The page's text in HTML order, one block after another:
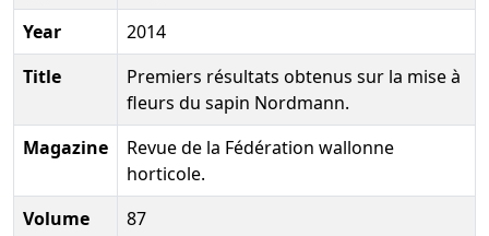
Year
2014
Title
Premiers résultats obtenus sur la mise à
fleurs du sapin Nordmann.
Magazine
Revue de la Fédération wallonne
horticole.
Volume
87